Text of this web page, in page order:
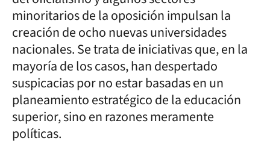
minoritarios de la oposición impulsan la
creación de ocho nuevas universidades
nacionales. Se trata de iniciativas que, en la
mayoría de los casos, han despertado
suspicacias por no estar basadas en un
planeamiento estratégico de la educación
superior, sino en razones meramente
políticas.